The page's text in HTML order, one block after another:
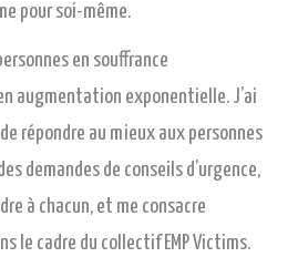
pour soi-même.
en souffrance
augmentation exponentielle. J’ai
répondre au mieux aux personnes
demandes de conseils d’urgence,
à chacun, et me consacre
le cadre du collectif EMP Victims.